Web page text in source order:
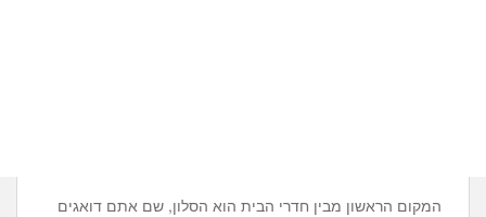
המקום הראשון מבין חדרי הבית הוא הסלון, שם אתם דואגים